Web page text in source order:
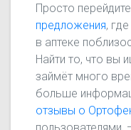
Просто
предложения,
в аптеке
Найти то, что вы
займёт много
больше
отзывы о
пользователями,